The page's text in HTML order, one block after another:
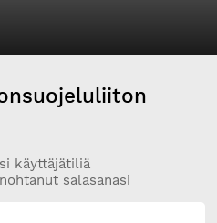
käyttäjätiliä
salasanasi